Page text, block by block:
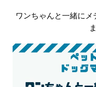
ワンちゃんと一緒に